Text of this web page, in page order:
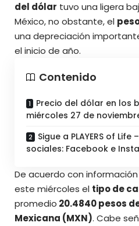
del dólar tuvo una ligera
México, no obstante, el
una depreciación
el inicio de año.
Contenido
Precio del dólar en los
miércoles 27 de
Sigue a PLAYERS of Life
sociales: Facebook e
De acuerdo con
este miércoles el tipo de
promedio 20.4840 pesos
Mexicana (MXN). Cabe